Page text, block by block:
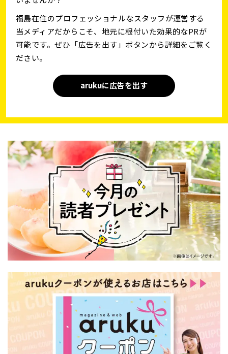
福島在住のプロフェッショナルなスタッフが運営する
当メディアだからこそ、地元に根付いた効果的なPRが
可能です。ぜひ「広告を出す」ボタンから詳細をご覧く
ださい。
arukuに広告を出す